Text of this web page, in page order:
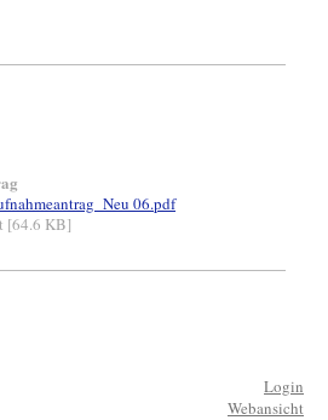
06.pdf
[64.6 KB]
Login
Webansicht